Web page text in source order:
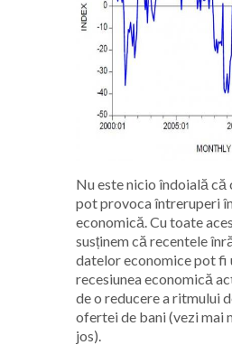
Nu este nicio îndoială că
pot provoca întreruperi
economică. Cu toate
susținem că recentele
datelor economice pot fi
recesiunea economică
de o reducere a ritmului
ofertei de bani (vezi mai
jos).